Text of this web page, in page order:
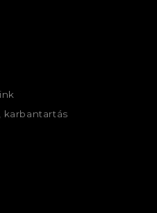
karbantartás